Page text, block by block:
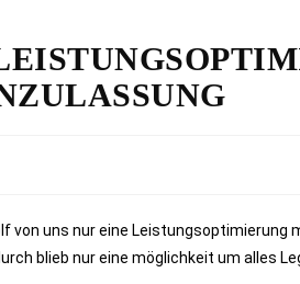
von uns nur eine
blieb nur eine möglichkeit um alles